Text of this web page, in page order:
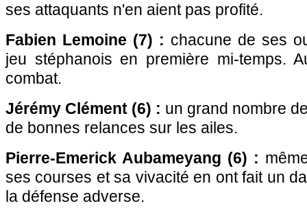
ses attaquants n'en aient pas profité.
Fabien Lemoine (7) : chacune de ses
jeu stéphanois en première mi-temps.
combat.
Jérémy Clément (6) : un grand nombre
de bonnes relances sur les ailes.
Pierre-Emerick Aubameyang (6) :
ses courses et sa vivacité en ont fait un
la défense adverse.